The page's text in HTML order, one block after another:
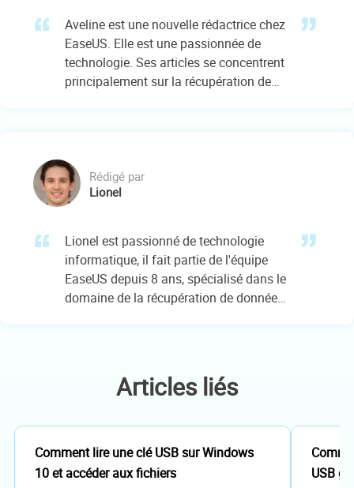
Aveline est une nouvelle rédactrice chez
EaseUS. Elle est une passionnée de
technologie. Ses articles se concentrent
principalement sur la récupération de
Rédigé par
Lionel
Lionel est passionné de technologie
informatique, il fait partie de l'équipe
EaseUS depuis 8 ans, spécialisé dans le
domaine de la récupération de données,
Articles liés
Comment lire une clé USB sur Windows
10 et accéder aux fichiers
USB